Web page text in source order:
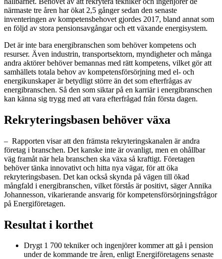
närmaste tre åren har ökat 2,5 gånger sedan den senaste
inventeringen av kompetensbehovet gjordes 2017, bland annat som
en följd av stora pensionsavgångar och ett växande energisystem.
Det är inte bara energibranschen som behöver kompetens och
resurser. Även industrin, transportsektorn, myndigheter och många
andra aktörer behöver bemannas med rätt kompetens, vilket gör att
samhällets totala behov av kompetensförsörjning med el- och
energikunskaper är betydligt större än det som efterfrågas av
energibranschen. Så den som siktar på en karriär i energibranschen
kan känna sig trygg med att vara efterfrågad från första dagen.
Rekryteringsbasen behöver växa
– Rapporten visar att den främsta rekryteringskanalen är andra
företag i branschen. Det kanske inte är ovanligt, men en ohållbar
väg framåt när hela branschen ska växa så kraftigt. Företagen
behöver tänka innovativt och hitta nya vägar, för att öka
rekryteringsbasen. Det kan också skynda på vägen till ökad
mångfald i energibranschen, vilket förstås är positivt, säger Annika
Johannesson, vikarierande ansvarig för kompetensförsörjningsfrågor
på Energiföretagen.
Resultat i korthet
Drygt 1 700 tekniker och ingenjörer kommer att gå i pension
under de kommande tre åren, enligt Energiföretagens senaste